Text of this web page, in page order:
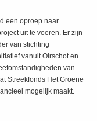
een oproep naar
uit te voeren. Er zijn
van stichting
vanuit Oirschot en
van
Streekfonds Het Groene
mogelijk maakt.